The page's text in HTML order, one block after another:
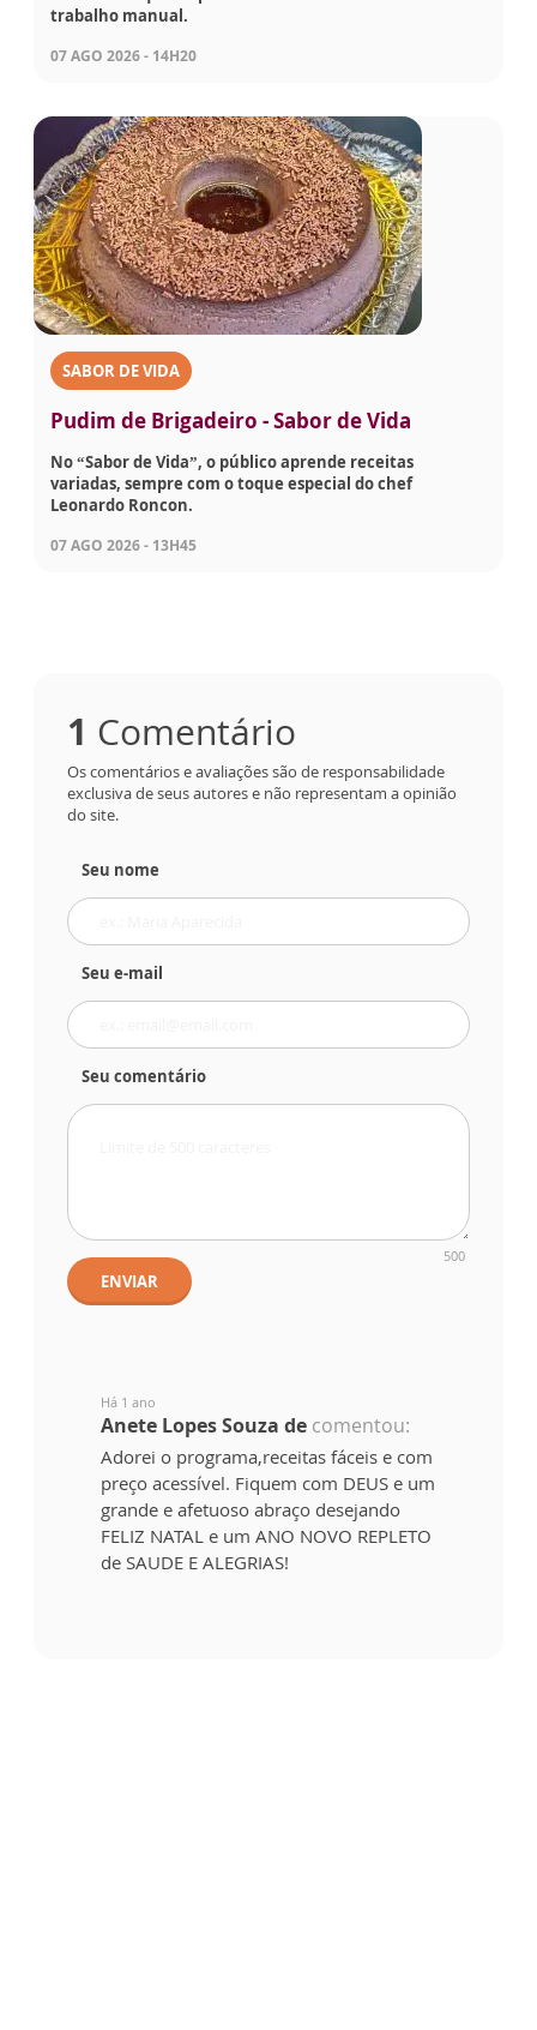
trabalho manual.
07 AGO 2026 - 14H20
SABOR DE VIDA
Pudim de Brigadeiro - Sabor de Vida
No “Sabor de Vida”, o público aprende receitas
variadas, sempre com o toque especial do chef
Leonardo Roncon.
07 AGO 2026 - 13H45
1 Comentário
Os comentários e avaliações são de responsabilidade
exclusiva de seus autores e não representam a opinião
do site.
Seu nome
Seu e-mail
Seu comentário
500
ENVIAR
Há 1 ano
Anete Lopes Souza de comentou:
Adorei o programa,receitas fáceis e com
preço acessível. Fiquem com DEUS e um
grande e afetuoso abraço desejando
FELIZ NATAL e um ANO NOVO REPLETO
de SAUDE E ALEGRIAS!